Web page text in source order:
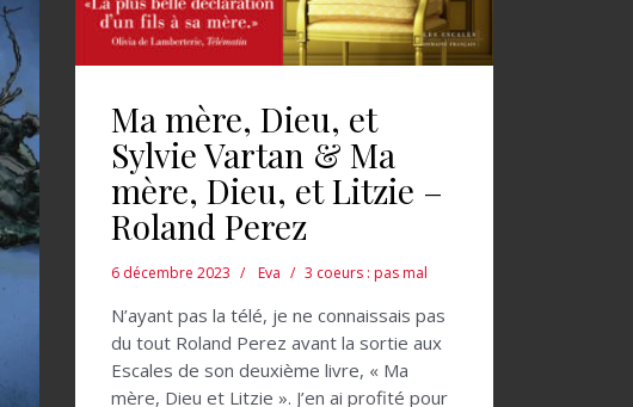
Ma mère, Dieu, et
Sylvie Vartan & Ma
mère, Dieu, et Litzie –
Roland Perez
6 décembre 2023 Eva 3 coeurs : pas mal
N’ayant pas la télé, je ne connaissais pas
du tout Roland Perez avant la sortie aux
Escales de son deuxième livre, « Ma
mère, Dieu et Litzie ». J’en ai profité pour